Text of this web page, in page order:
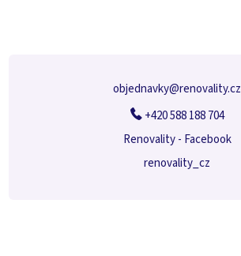
objednavky@renovality.cz
+420 588 188 704
Renovality - Facebook
renovality_cz